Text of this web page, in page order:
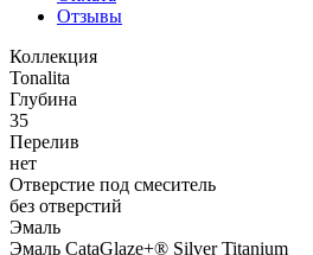
Отзывы
Коллекция
Tonalita
Глубина
35
Перелив
нет
Отверстие под смеситель
без отверстий
Эмаль
Эмаль CataGlaze+® Silver Titanium